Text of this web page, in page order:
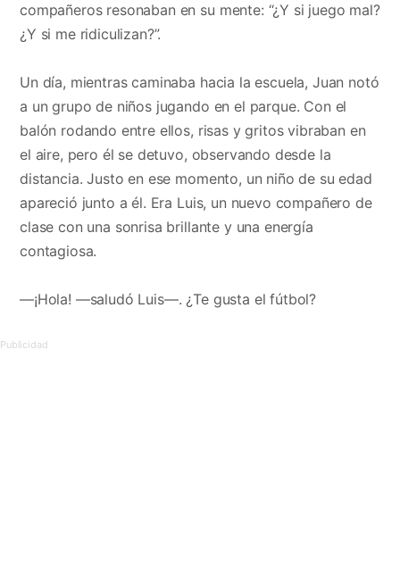
compañeros resonaban en su mente: “¿Y si juego mal?
¿Y si me ridiculizan?”.
Un día, mientras caminaba hacia la escuela, Juan notó
a un grupo de niños jugando en el parque. Con el
balón rodando entre ellos, risas y gritos vibraban en
el aire, pero él se detuvo, observando desde la
distancia. Justo en ese momento, un niño de su edad
apareció junto a él. Era Luis, un nuevo compañero de
clase con una sonrisa brillante y una energía
contagiosa.
—¡Hola! —saludó Luis—. ¿Te gusta el fútbol?